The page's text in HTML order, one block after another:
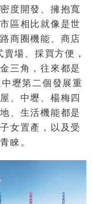
度開發、擁抱寬
區相比就像是世
商圈機能、商店
場、採買方便，
三角，往來都是
壢第二個發展重
、中壢、楊梅四
、生活機能都是
女置產，以及受
睞。